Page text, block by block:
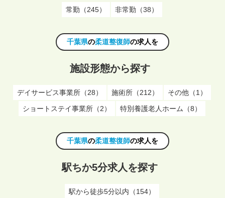
常勤（245） 非常勤（38）
千葉県の柔道整復師の求人を
施設形態から探す
デイサービス事業所（28） 施術所（212）
その他（1）
ショートステイ事業所（2）
特別養護老人ホーム（8）
千葉県の柔道整復師の求人を
駅ちか5分求人を探す
駅から徒歩5分以内（154）